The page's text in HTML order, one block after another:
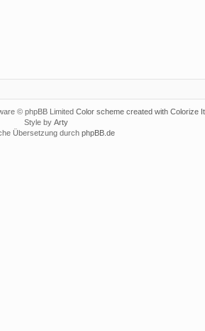
© phpBB Limited Color scheme created with Colorize It.
Style by Arty
Übersetzung durch phpBB.de